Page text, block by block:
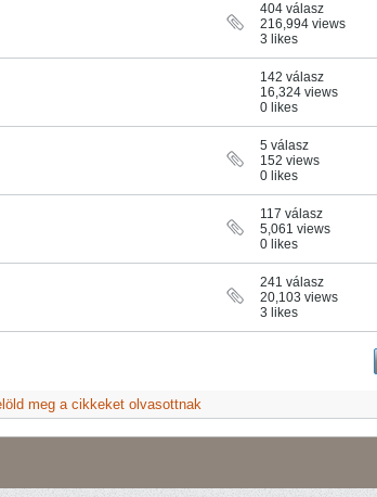
404 válasz
216,994 views
3 likes
142 válasz
16,324 views
0 likes
5 válasz
152 views
0 likes
117 válasz
5,061 views
0 likes
241 válasz
20,103 views
3 likes
meg a cikkeket olvasottnak